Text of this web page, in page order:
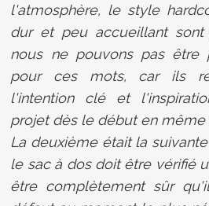
l'atmosphère, le style
dur et peu accueillant sont
nous ne pouvons pas être
pour ces mots, car ils
l'intention clé et
projet dès le début en même
La deuxième était la
le sac à dos doit être vérifié
être complètement sûr